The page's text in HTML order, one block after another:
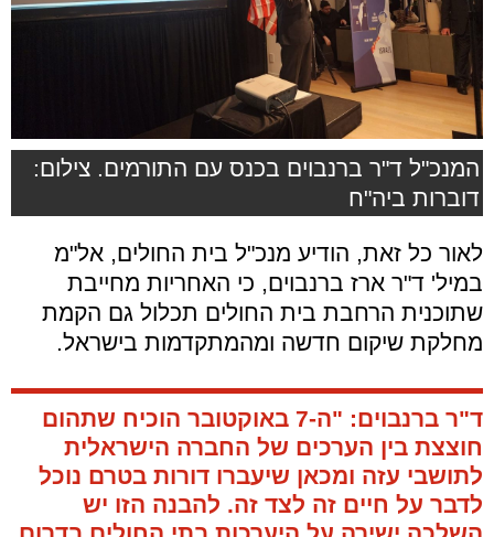
המנכ"ל ד"ר ברנבוים בכנס עם התורמים. צילום:
דוברות ביה"ח
לאור כל זאת, הודיע מנכ"ל בית החולים, אל"מ
במיל' ד"ר ארז ברנבוים, כי האחריות מחייבת
שתוכנית הרחבת בית החולים תכלול גם הקמת
מחלקת שיקום חדשה ומהמתקדמות בישראל.
ד"ר ברנבוים: "ה-7 באוקטובר הוכיח שתהום
חוצצת בין הערכים של החברה הישראלית
לתושבי עזה ומכאן שיעברו דורות בטרם נוכל
לדבר על חיים זה לצד זה. להבנה הזו יש